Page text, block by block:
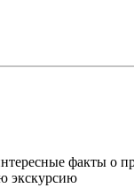
факты о
экскурсию